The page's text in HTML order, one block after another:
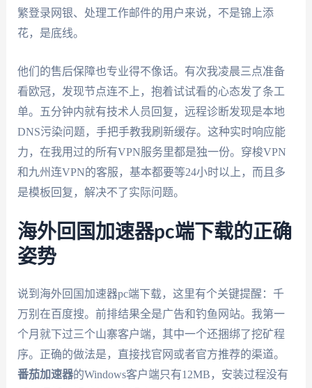
繁登录网银、处理工作邮件的用户来说，不是锦上添
花，是底线。
他们的售后保障也专业得不像话。有次我凌晨三点准备
看欧冠，发现节点连不上，抱着试试看的心态发了条工
单。五分钟内就有技术人员回复，远程诊断发现是本地
DNS污染问题，手把手教我刷新缓存。这种实时响应能
力，在我用过的所有VPN服务里都是独一份。穿梭VPN
和九州连VPN的客服，基本都要等24小时以上，而且多
是模板回复，解决不了实际问题。
海外回国加速器pc端下载的正确
姿势
说到海外回国加速器pc端下载，这里有个关键提醒：千
万别在百度搜。前排结果全是广告和钓鱼网站。我第一
个月就下过三个山寨客户端，其中一个还捆绑了挖矿程
序。正确的做法是，直接找官网或者官方推荐的渠道。
番茄加速器的Windows客户端只有12MB，安装过程没有